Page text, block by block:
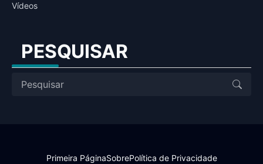
Vídeos
PESQUISAR
Primeira PáginaSobrePolítica de Privacidade